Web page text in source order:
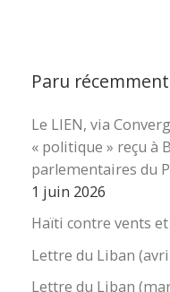
Paru récemment
Le LIEN, via
« politique » reçu à
parlementaires du
1 juin 2026
Haïti contre vents
Lettre du Liban
Lettre du Liban